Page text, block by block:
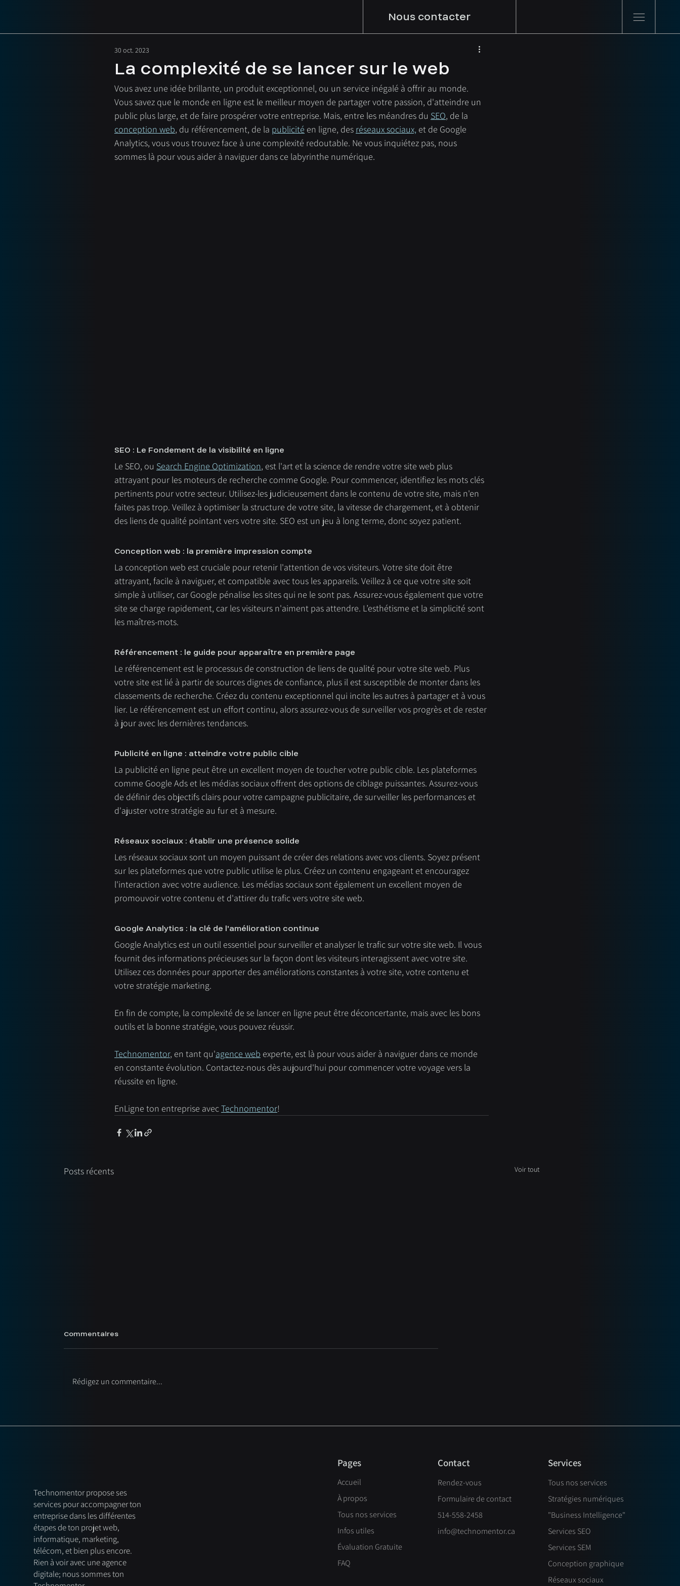
Nous contacter
La complexité de se lancer sur le web
30 oct. 2023
Vous avez une idée brillante, un produit exceptionnel, ou un service inégalé à offrir au monde.
Vous savez que le monde en ligne est le meilleur moyen de partager votre passion, d'atteindre un
public plus large, et de faire prospérer votre entreprise. Mais, entre les méandres du SEO, de la
conception web, du référencement, de la publicité en ligne, des réseaux sociaux, et de Google
Analytics, vous vous trouvez face à une complexité redoutable. Ne vous inquiétez pas, nous
sommes là pour vous aider à naviguer dans ce labyrinthe numérique.
SEO : Le Fondement de la visibilité en ligne
Le SEO, ou Search Engine Optimization, est l'art et la science de rendre votre site web plus
attrayant pour les moteurs de recherche comme Google. Pour commencer, identifiez les mots clés
pertinents pour votre secteur. Utilisez-les judicieusement dans le contenu de votre site, mais n'en
faites pas trop. Veillez à optimiser la structure de votre site, la vitesse de chargement, et à obtenir
des liens de qualité pointant vers votre site. SEO est un jeu à long terme, donc soyez patient.
Conception web : la première impression compte
La conception web est cruciale pour retenir l'attention de vos visiteurs. Votre site doit être
attrayant, facile à naviguer, et compatible avec tous les appareils. Veillez à ce que votre site soit
simple à utiliser, car Google pénalise les sites qui ne le sont pas. Assurez-vous également que votre
site se charge rapidement, car les visiteurs n'aiment pas attendre. L’esthétisme et la simplicité sont
les maîtres-mots.
Référencement : le guide pour apparaître en première page
Le référencement est le processus de construction de liens de qualité pour votre site web. Plus
votre site est lié à partir de sources dignes de confiance, plus il est susceptible de monter dans les
classements de recherche. Créez du contenu exceptionnel qui incite les autres à partager et à vous
lier. Le référencement est un effort continu, alors assurez-vous de surveiller vos progrès et de rester
à jour avec les dernières tendances.
Publicité en ligne : atteindre votre public cible
La publicité en ligne peut être un excellent moyen de toucher votre public cible. Les plateformes
comme Google Ads et les médias sociaux offrent des options de ciblage puissantes. Assurez-vous
de définir des objectifs clairs pour votre campagne publicitaire, de surveiller les performances et
d'ajuster votre stratégie au fur et à mesure.
Réseaux sociaux : établir une présence solide
Les réseaux sociaux sont un moyen puissant de créer des relations avec vos clients. Soyez présent
sur les plateformes que votre public utilise le plus. Créez un contenu engageant et encouragez
l'interaction avec votre audience. Les médias sociaux sont également un excellent moyen de
promouvoir votre contenu et d'attirer du trafic vers votre site web.
Google Analytics : la clé de l'amélioration continue
Google Analytics est un outil essentiel pour surveiller et analyser le trafic sur votre site web. Il vous
fournit des informations précieuses sur la façon dont les visiteurs interagissent avec votre site.
Utilisez ces données pour apporter des améliorations constantes à votre site, votre contenu et
votre stratégie marketing.
En fin de compte, la complexité de se lancer en ligne peut être déconcertante, mais avec les bons
outils et la bonne stratégie, vous pouvez réussir.
Technomentor, en tant qu'agence web experte, est là pour vous aider à naviguer dans ce monde
en constante évolution. Contactez-nous dès aujourd'hui pour commencer votre voyage vers la
réussite en ligne.
EnLigne ton entreprise avec Technomentor!
Posts récents Voir tout
Commentaires
Rédigez un commentaire...
Pages
Accueil
À propos
Tous nos services
Infos utiles
Évaluation Gratuite
FAQ
Contact
Rendez-vous
Formulaire de contact
514-558-2458
info@technomentor.ca
Services
Tous nos services
Stratégies numériques
"Business Intelligence"
Services SEO
Services SEM
Conception graphique
Réseaux sociaux
Technomentor propose ses
services pour accompagner ton
entreprise dans les différentes
étapes de ton projet web,
informatique, marketing,
télécom, et bien plus encore.
Rien à voir avec une agence
digitale; nous sommes ton